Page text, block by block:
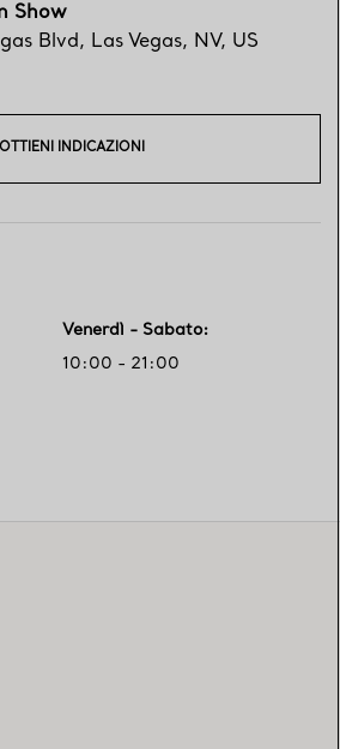
Show
Blvd, Las Vegas, NV, US
OTTIENI INDICAZIONI
Venerdì - Sabato:
10:00 - 21:00